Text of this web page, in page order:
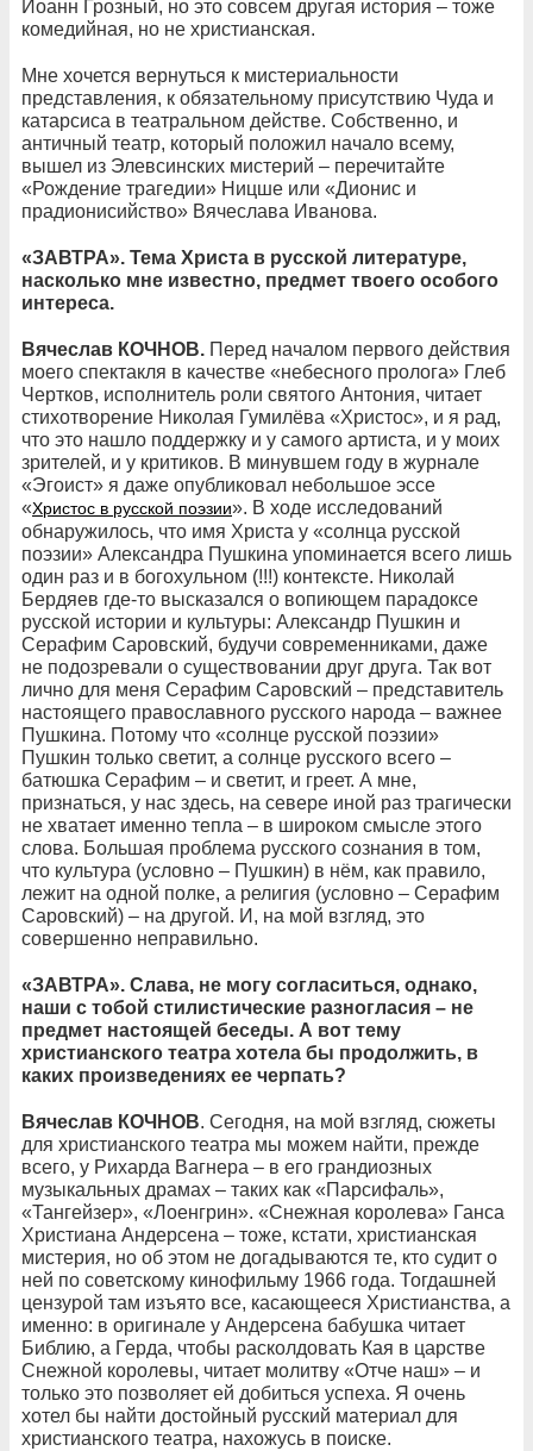
Иоанн Грозный, но это совсем другая история – тоже
комедийная, но не христианская.
Мне хочется вернуться к мистериальности
представления, к обязательному присутствию Чуда и
катарсиса в театральном действе. Собственно, и
античный театр, который положил начало всему,
вышел из Элевсинских мистерий – перечитайте
«Рождение трагедии» Ницше или «Дионис и
прадионисийство» Вячеслава Иванова.
«ЗАВТРА». Тема Христа в русской литературе,
насколько мне известно, предмет твоего особого
интереса.
Вячеслав КОЧНОВ. Перед началом первого действия
моего спектакля в качестве «небесного пролога» Глеб
Чертков, исполнитель роли святого Антония, читает
стихотворение Николая Гумилёва «Христос», и я рад,
что это нашло поддержку и у самого артиста, и у моих
зрителей, и у критиков. В минувшем году в журнале
«Эгоист» я даже опубликовал небольшое эссе
«Христос в русской поэзии». В ходе исследований
обнаружилось, что имя Христа у «солнца русской
поэзии» Александра Пушкина упоминается всего лишь
один раз и в богохульном (!!!) контексте. Николай
Бердяев где-то высказался о вопиющем парадоксе
русской истории и культуры: Александр Пушкин и
Серафим Саровский, будучи современниками, даже
не подозревали о существовании друг друга. Так вот
лично для меня Серафим Саровский – представитель
настоящего православного русского народа – важнее
Пушкина. Потому что «солнце русской поэзии»
Пушкин только светит, а солнце русского всего –
батюшка Серафим – и светит, и греет. А мне,
признаться, у нас здесь, на севере иной раз трагически
не хватает именно тепла – в широком смысле этого
слова. Большая проблема русского сознания в том,
что культура (условно – Пушкин) в нём, как правило,
лежит на одной полке, а религия (условно – Серафим
Саровский) – на другой. И, на мой взгляд, это
совершенно неправильно.
«ЗАВТРА». Слава, не могу согласиться, однако,
наши с тобой стилистические разногласия – не
предмет настоящей беседы. А вот тему
христианского театра хотела бы продолжить, в
каких произведениях ее черпать?
Вячеслав КОЧНОВ. Сегодня, на мой взгляд, сюжеты
для христианского театра мы можем найти, прежде
всего, у Рихарда Вагнера – в его грандиозных
музыкальных драмах – таких как «Парсифаль»,
«Тангейзер», «Лоенгрин». «Снежная королева» Ганса
Христиана Андерсена – тоже, кстати, христианская
мистерия, но об этом не догадываются те, кто судит о
ней по советскому кинофильму 1966 года. Тогдашней
цензурой там изъято все, касающееся Христианства, а
именно: в оригинале у Андерсена бабушка читает
Библию, а Герда, чтобы расколдовать Кая в царстве
Снежной королевы, читает молитву «Отче наш» – и
только это позволяет ей добиться успеха. Я очень
хотел бы найти достойный русский материал для
христианского театра, нахожусь в поиске.